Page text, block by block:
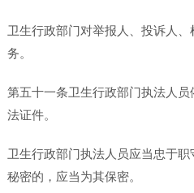
卫生行政部门对举报人、投诉人
务。
第五十一条卫生行政部门执法人
法证件。
卫生行政部门执法人员应当忠于
秘密的，应当为其保密。